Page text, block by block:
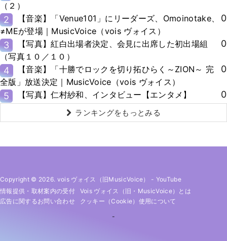
（２）
2
【音楽】「Venue101」にリーダーズ、Omoinotake、
≠MEが登場｜MusicVoice（vois ヴォイス）
0
3
【写真】紅白出場者決定、会見に出席した初出場組
（写真１０／１０）
0
4
【音楽】「十勝でロックを切り拓ひらく～ZION～ 完
全版」放送決定｜MusicVoice（vois ヴォイス）
0
5 【写真】仁村紗和、インタビュー【エンタメ】 0
ランキングをもっとみる
Copyright © 2026. vois ヴォイス（旧MusicVoice） - YouTube
情報提供・取材案内の受付
Vois ヴォイス（旧・MusicVoice）とは
広告に関するお問い合わせ
クッキー（cookie）使用について
-